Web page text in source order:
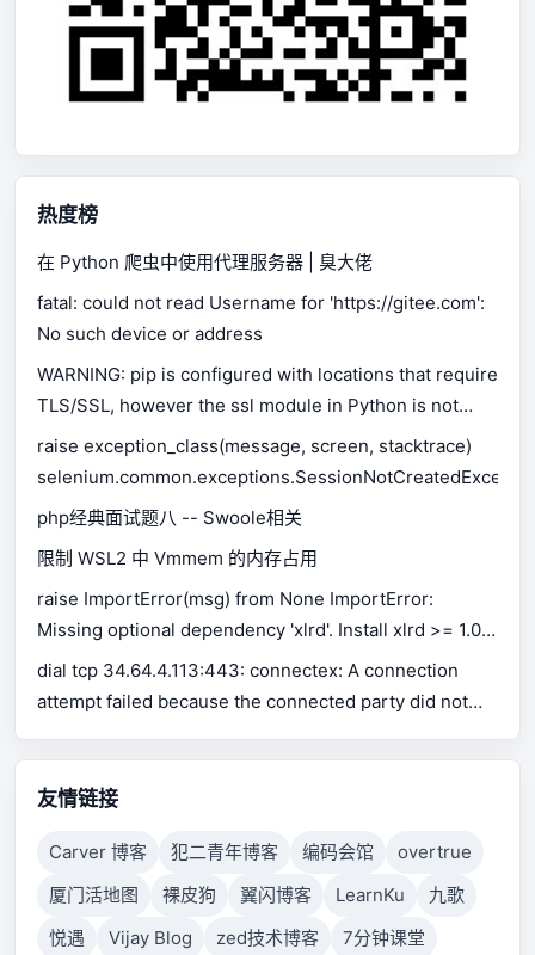
热度榜
在 Python 爬虫中使用代理服务器 | 臭大佬
fatal: could not read Username for 'https://gitee.com':
No such device or address
WARNING: pip is configured with locations that require
TLS/SSL, however the ssl module in Python is not
available.
raise exception_class(message, screen, stacktrace)
php经典面试题八 -- Swoole相关
限制 WSL2 中 Vmmem 的内存占用
raise ImportError(msg) from None ImportError:
Missing optional dependency 'xlrd'. Install xlrd >= 1.0.0
for Excel support Use pip or conda to install xlrd.
dial tcp 34.64.4.113:443: connectex: A connection
attempt failed because the connected party did not
connection failed because connected host has failed
to respond.
友情链接
Carver 博客 犯二青年博客 编码会馆
overtrue
厦门活地图
裸皮狗 翼闪博客 LearnKu
九歌
悦遇
Vijay Blog zed技术博客
7分钟课堂